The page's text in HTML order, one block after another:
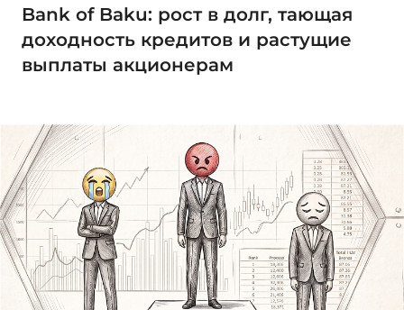
Bank of Baku: рост в долг, тающая
доходность кредитов и растущие
выплаты акционерам